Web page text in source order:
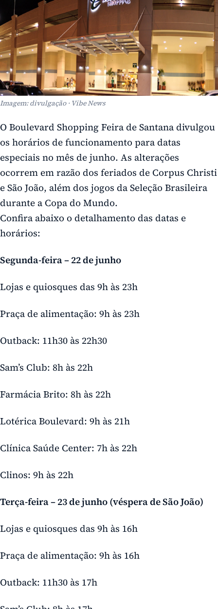
Imagem: divulgação · Vibe News
O Boulevard Shopping Feira de Santana divulgou
os horários de funcionamento para datas
especiais no mês de junho. As alterações
ocorrem em razão dos feriados de Corpus Christi
e São João, além dos jogos da Seleção Brasileira
durante a Copa do Mundo.
Confira abaixo o detalhamento das datas e
horários:
Segunda-feira – 22 de junho
Lojas e quiosques das 9h às 23h
Praça de alimentação: 9h às 23h
Outback: 11h30 às 22h30
Sam’s Club: 8h às 22h
Farmácia Brito: 8h às 22h
Lotérica Boulevard: 9h às 21h
Clínica Saúde Center: 7h às 22h
Clinos: 9h às 22h
Terça-feira – 23 de junho (véspera de São João)
Lojas e quiosques das 9h às 16h
Praça de alimentação: 9h às 16h
Outback: 11h30 às 17h